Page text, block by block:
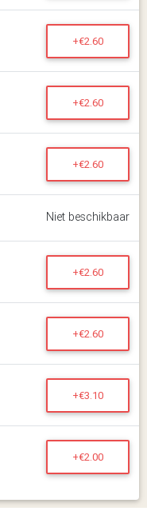
+€2.60
+€2.60
+€2.60
Niet beschikbaar
+€2.60
+€2.60
+€3.10
+€2.00